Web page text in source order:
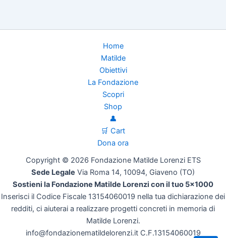
Home
Matilde
Obiettivi
La Fondazione
Scopri
Shop
👤
🛒 Cart
Dona ora
Copyright © 2026 Fondazione Matilde Lorenzi ETS
Sede Legale Via Roma 14, 10094, Giaveno (TO)
Sostieni la Fondazione Matilde Lorenzi con il tuo 5x1000
Inserisci il Codice Fiscale 13154060019 nella tua dichiarazione dei
redditi, ci aiuterai a realizzare progetti concreti in memoria di
Matilde Lorenzi.
info@fondazionematildelorenzi.it C.F.13154060019